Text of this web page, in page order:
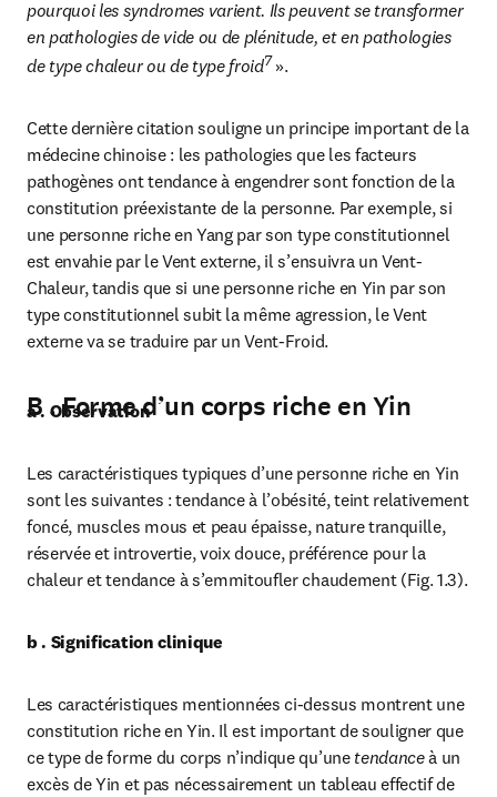
pourquoi les syndromes varient. Ils peuvent se transformer
en pathologies de vide ou de plénitude, et en pathologies
de type chaleur ou de type froid7 ».
Cette dernière citation souligne un principe important de la
médecine chinoise : les pathologies que les facteurs
pathogènes ont tendance à engendrer sont fonction de la
constitution préexistante de la personne. Par exemple, si
une personne riche en Yang par son type constitutionnel
est envahie par le Vent externe, il s’ensuivra un Vent-
Chaleur, tandis que si une personne riche en Yin par son
type constitutionnel subit la même agression, le Vent
externe va se traduire par un Vent-Froid.
B . Forme d’un corps riche en Yin
a . Observation
Les caractéristiques typiques d’une personne riche en Yin
sont les suivantes : tendance à l’obésité, teint relativement
foncé, muscles mous et peau épaisse, nature tranquille,
réservée et introvertie, voix douce, préférence pour la
chaleur et tendance à s’emmitoufler chaudement (Fig. 1.3).
b . Signification clinique
Les caractéristiques mentionnées ci-dessus montrent une
constitution riche en Yin. Il est important de souligner que
ce type de forme du corps n’indique qu’une tendance à un
excès de Yin et pas nécessairement un tableau effectif de